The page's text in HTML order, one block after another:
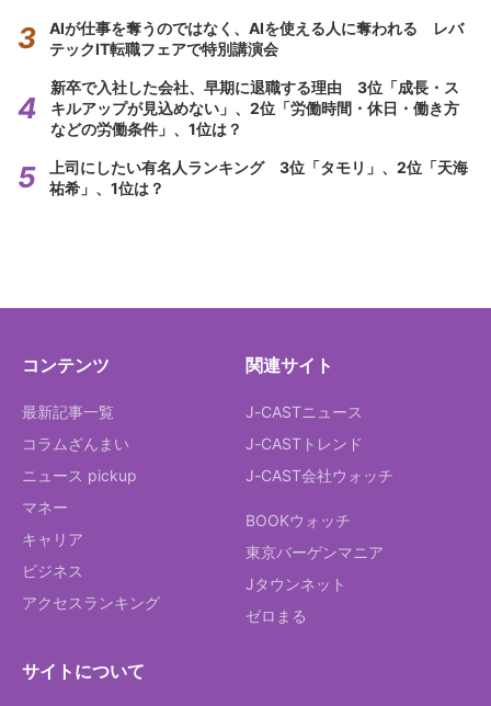
AIが仕事を奪うのではなく、AIを使える人に奪われる レバ
テックIT転職フェアで特別講演会
新卒で入社した会社、早期に退職する理由 3位「成長・ス
キルアップが見込めない」、2位「労働時間・休日・働き方
などの労働条件」、1位は？
上司にしたい有名人ランキング 3位「タモリ」、2位「天海
祐希」、1位は？
コンテンツ
最新記事一覧
コラムざんまい
ニュース pickup
マネー
キャリア
ビジネス
アクセスランキング
関連サイト
J-CASTニュース
J-CASTトレンド
J-CAST会社ウォッチ
BOOKウォッチ
東京バーゲンマニア
Jタウンネット
ゼロまる
サイトについて